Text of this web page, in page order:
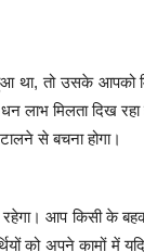
था, तो उसके आपको
लाभ मिलता दिख
से बचना होगा।
आप किसी के
को अपने कामों में